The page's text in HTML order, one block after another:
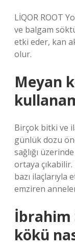
LİQOR ROOT
ve balgam
etki eder, kan
olur.
Meyan
Birçok bitki ve
günlük dozu
sağlığı
ortaya çıkabilir.
bazı
emziren
İbrahim
kökü